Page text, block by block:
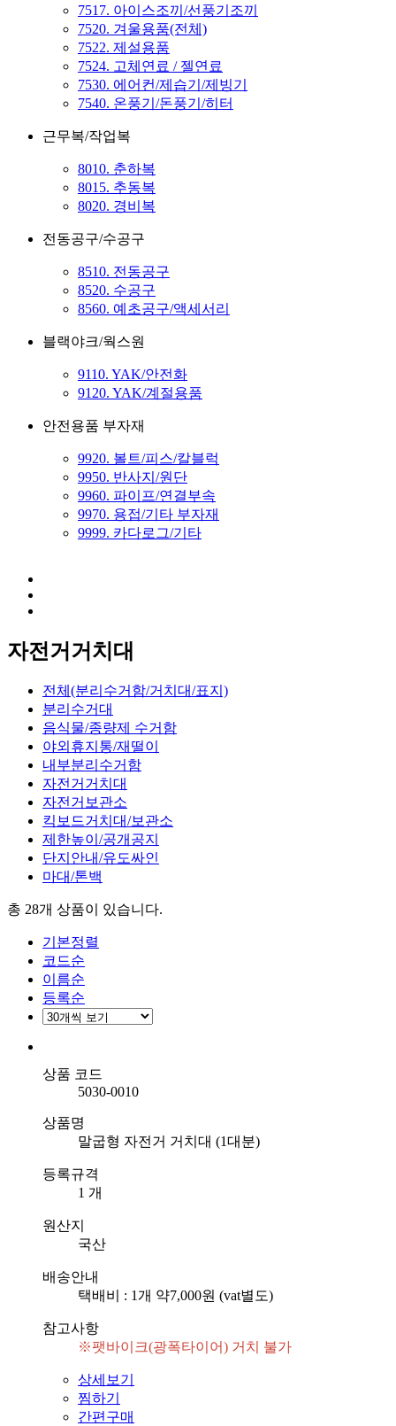
7517. 아이스조끼/선풍기조끼
7520. 겨울용품(전체)
7522. 제설용품
7524. 고체연료 / 젤연료
7530. 에어컨/제습기/제빙기
7540. 온풍기/돈풍기/히터
근무복/작업복
8010. 춘하복
8015. 추동복
8020. 경비복
전동공구/수공구
8510. 전동공구
8520. 수공구
8560. 예초공구/액세서리
블랙야크/웍스원
9110. YAK/안전화
9120. YAK/계절용품
안전용품 부자재
9920. 볼트/피스/칼블럭
9950. 반사지/원단
9960. 파이프/연결부속
9970. 용접/기타 부자재
9999. 카다로그/기타
자전거거치대
전체(분리수거함/거치대/표지)
분리수거대
음식물/종량제 수거함
야외휴지통/재떨이
내부분리수거함
자전거거치대
자전거보관소
킥보드거치대/보관소
제한높이/공개공지
단지안내/유도싸인
마대/톤백
총 28개 상품이 있습니다.
기본정렬
코드순
이름순
등록순
상품 코드
5030-0010
상품명
말굽형 자전거 거치대 (1대분)
등록규격
1 개
원산지
국산
배송안내
택배비 : 1개 약7,000원 (vat별도)
참고사항
※팻바이크(광폭타이어) 거치 불가
상세보기
찜하기
간편구매